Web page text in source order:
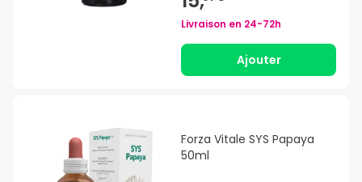
Livraison en 24-72h
Ajouter
Forza Vitale SYS Papaya
50ml